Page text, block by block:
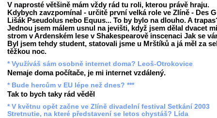
V naprosté většině mám vždy rád tu roli, kterou právě hraju.
Kdybych zavzpomínal - určitě první velká role ve Zlíně - Des
Lišák Pseudolus nebo Equus... To by bylo na dlouho. A
Jednou jsem málem usnul na jevišti, když jsem dělal dvacet
strom v Ardenském lese v Shakespearově inscenaci Jak se
Byl jsem tehdy student, statovali jsme u Mrštíků a já měl za
těžkou noc.
* Využíváš sám osobně internet doma? Leoš-Otrokovice
Nemaje doma počítače, je mi internet vzdálený.
* Bude hercům v EU lépe než dnes? ***
Tak to bych taky rád věděl
* V květnu opět začne ve Zlíně divadelní festival Setkání 2003
Stretnutie, na které představení se letos chystáš? Lída